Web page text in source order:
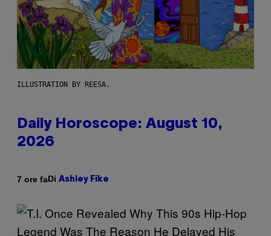
ILLUSTRATION BY REESA.
Daily Horoscope: August 10,
2026
7 ore faDi Ashley Fike